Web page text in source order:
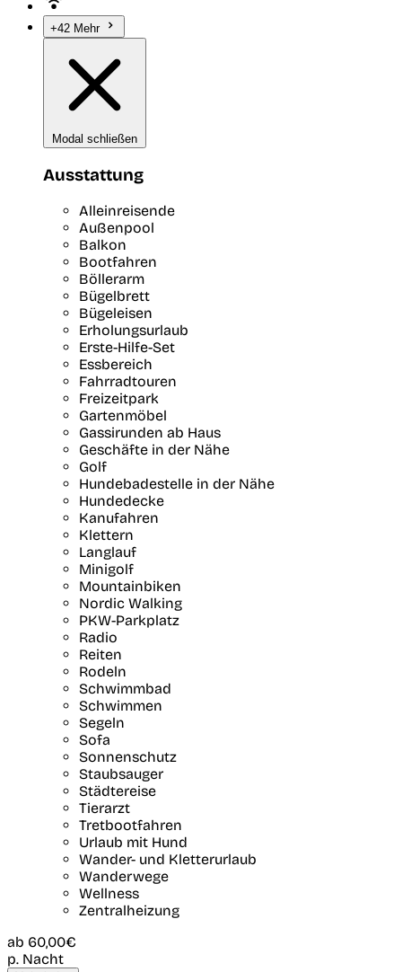
+42 Mehr
Modal schließen
Ausstattung
Alleinreisende
Außenpool
Balkon
Bootfahren
Böllerarm
Bügelbrett
Bügeleisen
Erholungsurlaub
Erste-Hilfe-Set
Essbereich
Fahrradtouren
Freizeitpark
Gartenmöbel
Gassirunden ab Haus
Geschäfte in der Nähe
Golf
Hundebadestelle in der Nähe
Hundedecke
Kanufahren
Klettern
Langlauf
Minigolf
Mountainbiken
Nordic Walking
PKW-Parkplatz
Radio
Reiten
Rodeln
Schwimmbad
Schwimmen
Segeln
Sofa
Sonnenschutz
Staubsauger
Städtereise
Tierarzt
Tretbootfahren
Urlaub mit Hund
Wander- und Kletterurlaub
Wanderwege
Wellness
Zentralheizung
ab 60,00€
p. Nacht